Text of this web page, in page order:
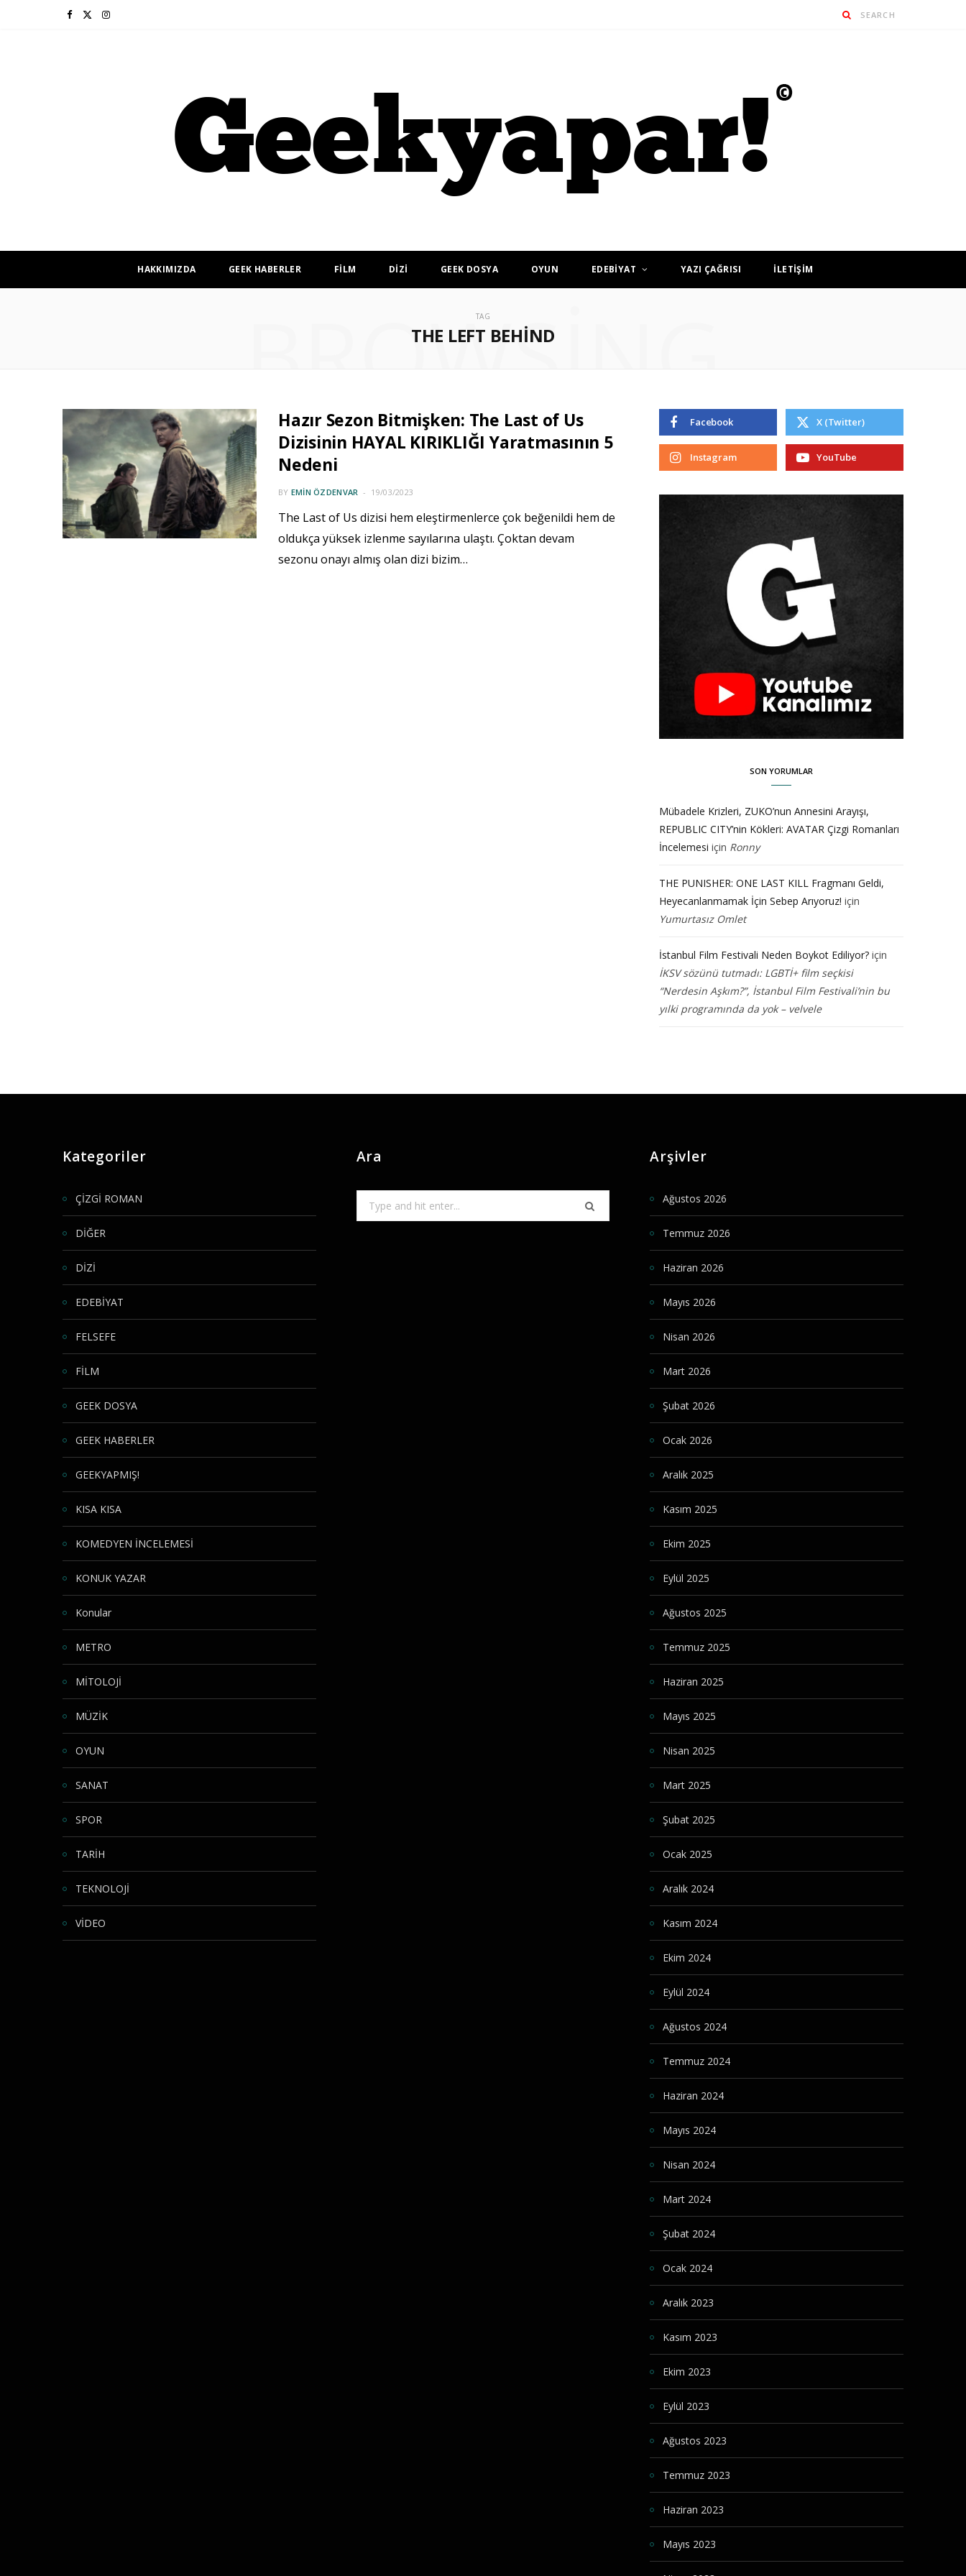
F I
HAKKIMIZDA GEEK HABERLER FİLM DİZİ GEEK DOSYA OYUN EDEBİYAT YAZI ÇAĞRISI İLETİŞİM
TAG
THE LEFT BEHIND
BROWSING
Hazır Sezon Bitmişken: The Last of Us
Dizisinin HAYAL KIRIKLIĞI Yaratmasının 5
Nedeni
BY EMIN ÖZDENVAR 19/03/2023
The Last of Us dizisi hem eleştirmenlerce çok beğenildi hem de
oldukça yüksek izlenme sayılarına ulaştı. Çoktan devam
sezonu onayı almış olan dizi bizim…
Facebook X (Twitter)
Instagram YouTube
SON YORUMLAR
Mübadele Krizleri, ZUKO’nun Annesini Arayışı,
REPUBLIC CITY’nin Kökleri: AVATAR Çizgi Romanları
İncelemesi için Ronny
THE PUNISHER: ONE LAST KILL Fragmanı Geldi,
Heyecanlanmamak İçin Sebep Arıyoruz! için
Yumurtasız Omlet
İstanbul Film Festivali Neden Boykot Ediliyor? için
İKSV sözünü tutmadı: LGBTİ+ film seçkisi
“Nerdesin Aşkım?”, İstanbul Film Festivali’nin bu
yılki programında da yok – velvele
Kategoriler
ÇİZGİ ROMAN
DİĞER
DİZİ
EDEBİYAT
FELSEFE
FİLM
GEEK DOSYA
GEEK HABERLER
GEEKYAPMIŞ!
KISA KISA
KOMEDYEN İNCELEMESİ
KONUK YAZAR
Konular
METRO
MİTOLOJİ
MÜZİK
OYUN
SANAT
SPOR
TARİH
TEKNOLOJİ
VİDEO
Ara
for:
Arşivler
Ağustos 2026
Temmuz 2026
Haziran 2026
Mayıs 2026
Nisan 2026
Mart 2026
Şubat 2026
Ocak 2026
Aralık 2025
Kasım 2025
Ekim 2025
Eylül 2025
Ağustos 2025
Temmuz 2025
Haziran 2025
Mayıs 2025
Nisan 2025
Mart 2025
Şubat 2025
Ocak 2025
Aralık 2024
Kasım 2024
Ekim 2024
Eylül 2024
Ağustos 2024
Temmuz 2024
Haziran 2024
Mayıs 2024
Nisan 2024
Mart 2024
Şubat 2024
Ocak 2024
Aralık 2023
Kasım 2023
Ekim 2023
Eylül 2023
Ağustos 2023
Temmuz 2023
Haziran 2023
Mayıs 2023